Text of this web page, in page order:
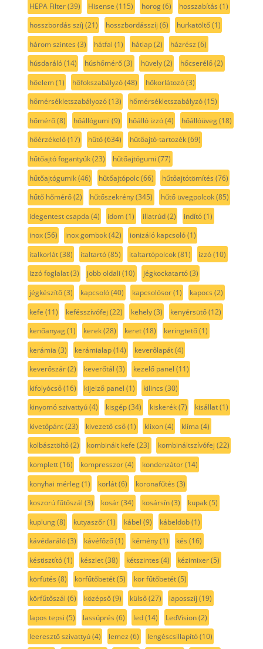
HEPA Filter(39) Hisense (115) horog(6) hosszabítás (1)
hosszbordás szíj (21) hosszbordásszíj (6) hurkatöltő(1)
három szintes (3) hátfal (1) hátlap(2) házrész (6)
húsdaráló(14) húshőmérő(3) hüvely(2) hőcserélő(2)
hőelem(1) hőfokszabályzó(48) hőkorlátozó(3)
hőmérsékletszabályozó(13) hőmérsékletszabályzó(15)
hőmérő(8) hőállógumi (9) hőálló izzó(4) hőállóüveg(18)
hőérzékelő(17) hűtő(634) hűtőajtó-tartozék(69)
hűtőajtó fogantyúk(23) hűtőajtógumi (77)
hűtőajtógumik(46) hűtőajtópolc(66) hűtőajtótömítés (76)
hűtő hőmérő(2) hűtőszekrény(345) hűtő üvegpolcok(85)
idegentest csapda (4) idom(1) illatrúd(2) indító(1)
inox(56) inox gombok(42) ionizáló kapcsoló(1)
italkorlát(38) italtartó(85) italtartópolcok(81) izzó(10)
izzó foglalat(3) jobb oldali (10) jégkockatartó(3)
jégkészítő(3) kapcsoló(40) kapcsolósor(1) kapocs (2)
kefe (11) kefésszívófej (22) kehely(3) kenyérsütő(12)
kenőanyag(1) kerek(28) keret(18) keringtető(1)
kerámia (3) kerámialap(14) keverőlapát(4)
keverőszár(2) keverőtál (3) kezelő panel (11)
kifolyócső(16) kijelző panel (1) kilincs (30)
kinyomó szivattyú(4) kisgép(34) kiskerék(7) kisállat(1)
kivetőpánt(23) kivezető cső(1) klixon(4) klíma (4)
kolbásztöltő(2) kombinált kefe (23) kombináltszívófej (22)
komplett(16) kompresszor(4) kondenzátor(14)
konyhai mérleg(1) korlát(6) koronafűtés (3)
koszorú fűtőszál (3) kosár(34) kosársín(3) kupak(5)
kuplung(8) kutyaszőr(1) kábel (9) kábeldob(1)
kávédaráló(3) kávéfőző(1) kémény(1) kés (16)
késtisztító(1) készlet(38) kétszintes (4) kézimixer(5)
körfütés (8) körfűtőbetét(5) kör fűtőbetét(5)
körfűtőszál (6) középső(9) külső(27) laposszíj (19)
lapos tepsi (5) lassúprés (6) led(14) LedVision(2)
leeresztő szivattyú(4) lemez (6) lengéscsillapító(10)